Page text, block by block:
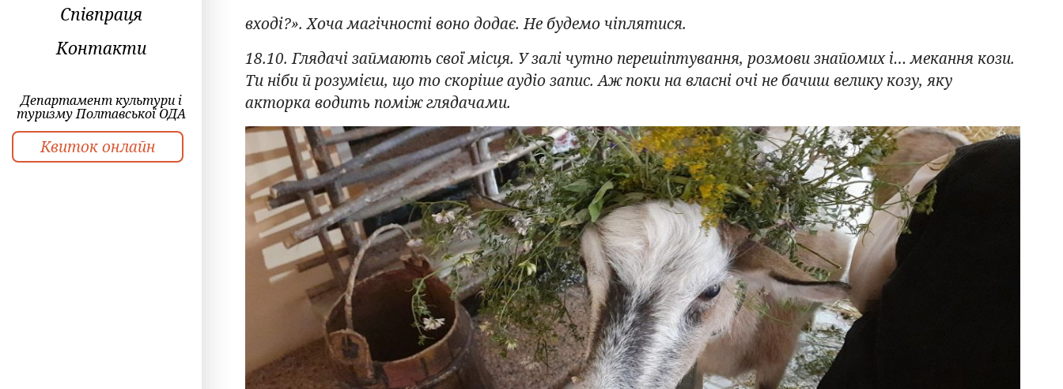
Співпраця
Контакти
Департамент культури і
туризму Полтавської ОДА
Квиток онлайн
вході?». Хоча магічності воно додає. Не будемо чіплятися.
18.10. Глядачі займають свої місця. У залі чутно перешіптування, розмови знайомих і… мекання кози.
Ти ніби й розумієш, що то скоріше аудіо запис. Аж поки на власні очі не бачиш велику козу, яку
акторка водить поміж глядачами.